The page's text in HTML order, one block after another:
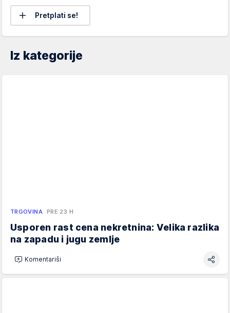
Pretplati se!
Iz kategorije
TRGOVINA PRE 23 H
Usporen rast cena nekretnina: Velika razlika
na zapadu i jugu zemlje
Komentariši